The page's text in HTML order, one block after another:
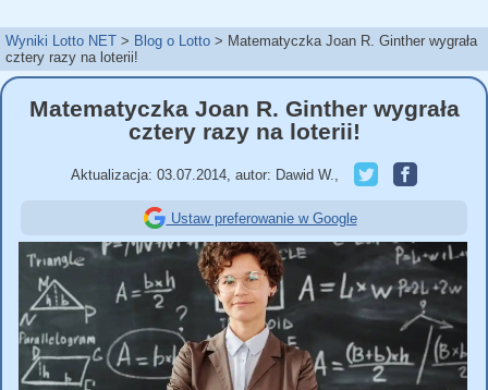
Wyniki Lotto NET Blog o Lotto
Matematyczka Joan R. Ginther wygrała
cztery razy na loterii!
Matematyczka Joan R. Ginther wygrała
cztery razy na loterii!
Aktualizacja: 03.07.2014 autor: Dawid W.
Ustaw preferowanie w Google